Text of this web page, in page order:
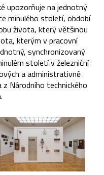
upozorňuje na jednotný
minulého století, období
života, který většinou
kterým v pracovní
synchronizovaný
století v železniční
a administrativně
z Národního technického